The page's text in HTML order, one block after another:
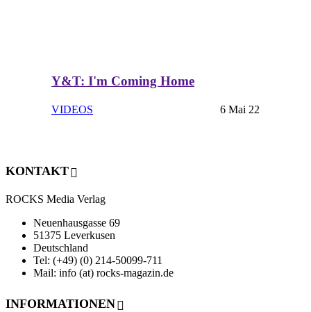
Y&T: I'm Coming Home
VIDEOS 6 Mai 22
KONTAKT
ROCKS Media Verlag
Neuenhausgasse 69
51375 Leverkusen
Deutschland
Tel: (+49) (0) 214-50099-711
Mail: info (at) rocks-magazin.de
INFORMATIONEN